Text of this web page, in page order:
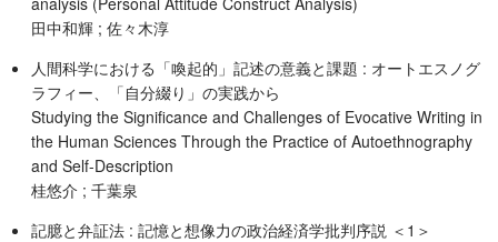
田中和輝 ; 佐々木淳
人間科学における「喚起的」記述の意義と課題 : オートエスノグ
ラフィー、「自分綴り」の実践から
Studying the Significance and Challenges of Evocative Writing in
the Human Sciences Through the Practice of Autoethnography
and Self-Description
桂悠介 ; 千葉泉
記臆と弁証法 : 記憶と想像力の政治経済学批判序説 ＜1＞